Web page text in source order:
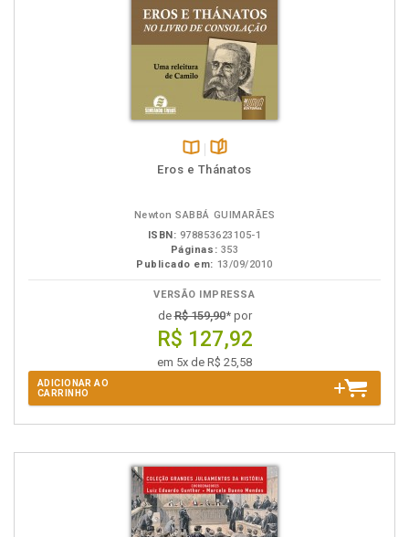
Disponível
páginas
Eros e Thánatos
Newton SABBÁ GUIMARÃES
ISBN: 978853623105-1
Páginas: 353
Publicado em: 13/09/2010
VERSÃO IMPRESSA
deR$ 159,90* por
R$ 127,92
em 5x de R$ 25,58
ADICIONAR AO
CARRINHO